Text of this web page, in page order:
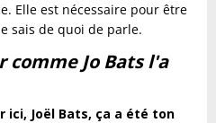
Elle est nécessaire pour être
sais de quoi de parle.
comme Jo Bats l'a
Joël Bats, ça a été ton